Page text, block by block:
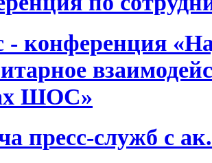
- конференция
ШОС»
пресс-служб с